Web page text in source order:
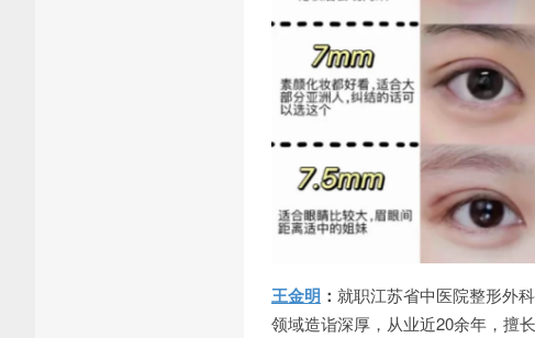
王金明 ： 就职江苏省中医院整形外
领域造诣深厚，从业近20余年，擅